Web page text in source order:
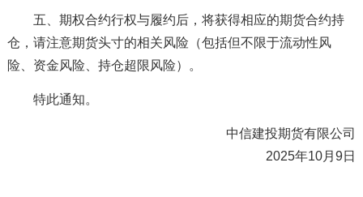
五、期权合约行权与履约后，将获得相应的期货合约持
仓，请注意期货头寸的相关风险（包括但不限于流动性风
险、资金风险、持仓超限风险）。
特此通知。
中信建投期货有限公司
2025年10月9日